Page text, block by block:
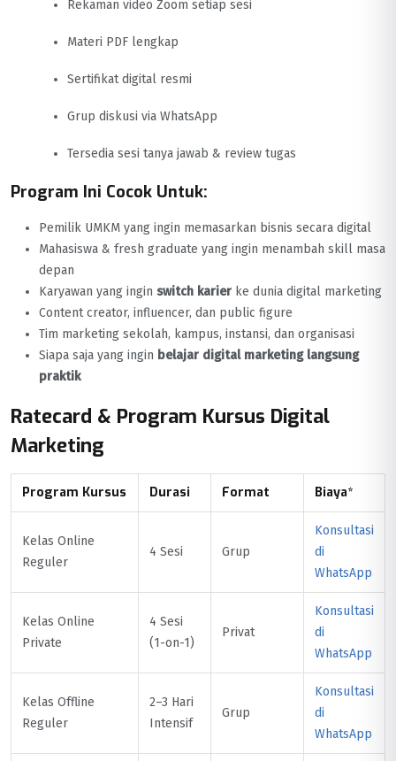
Rekaman video Zoom setiap sesi
Materi PDF lengkap
Sertifikat digital resmi
Grup diskusi via WhatsApp
Tersedia sesi tanya jawab & review tugas
Program Ini Cocok Untuk:
Pemilik UMKM yang ingin memasarkan bisnis secara digital
Mahasiswa & fresh graduate yang ingin menambah skill masa
depan
Karyawan yang ingin switch karier ke dunia digital marketing
Content creator, influencer, dan public figure
Tim marketing sekolah, kampus, instansi, dan organisasi
Siapa saja yang ingin belajar digital marketing langsung
praktik
Ratecard & Program Kursus Digital
Marketing
Program Kursus Durasi Format Biaya*
Kelas Online
Reguler
4 Sesi Grup
Konsultasi
di
WhatsApp
Kelas Online
Private
4 Sesi
(1-on-1)
Privat
Konsultasi
di
WhatsApp
Kelas Offline
Reguler
2–3 Hari
Intensif
Grup
Konsultasi
di
WhatsApp